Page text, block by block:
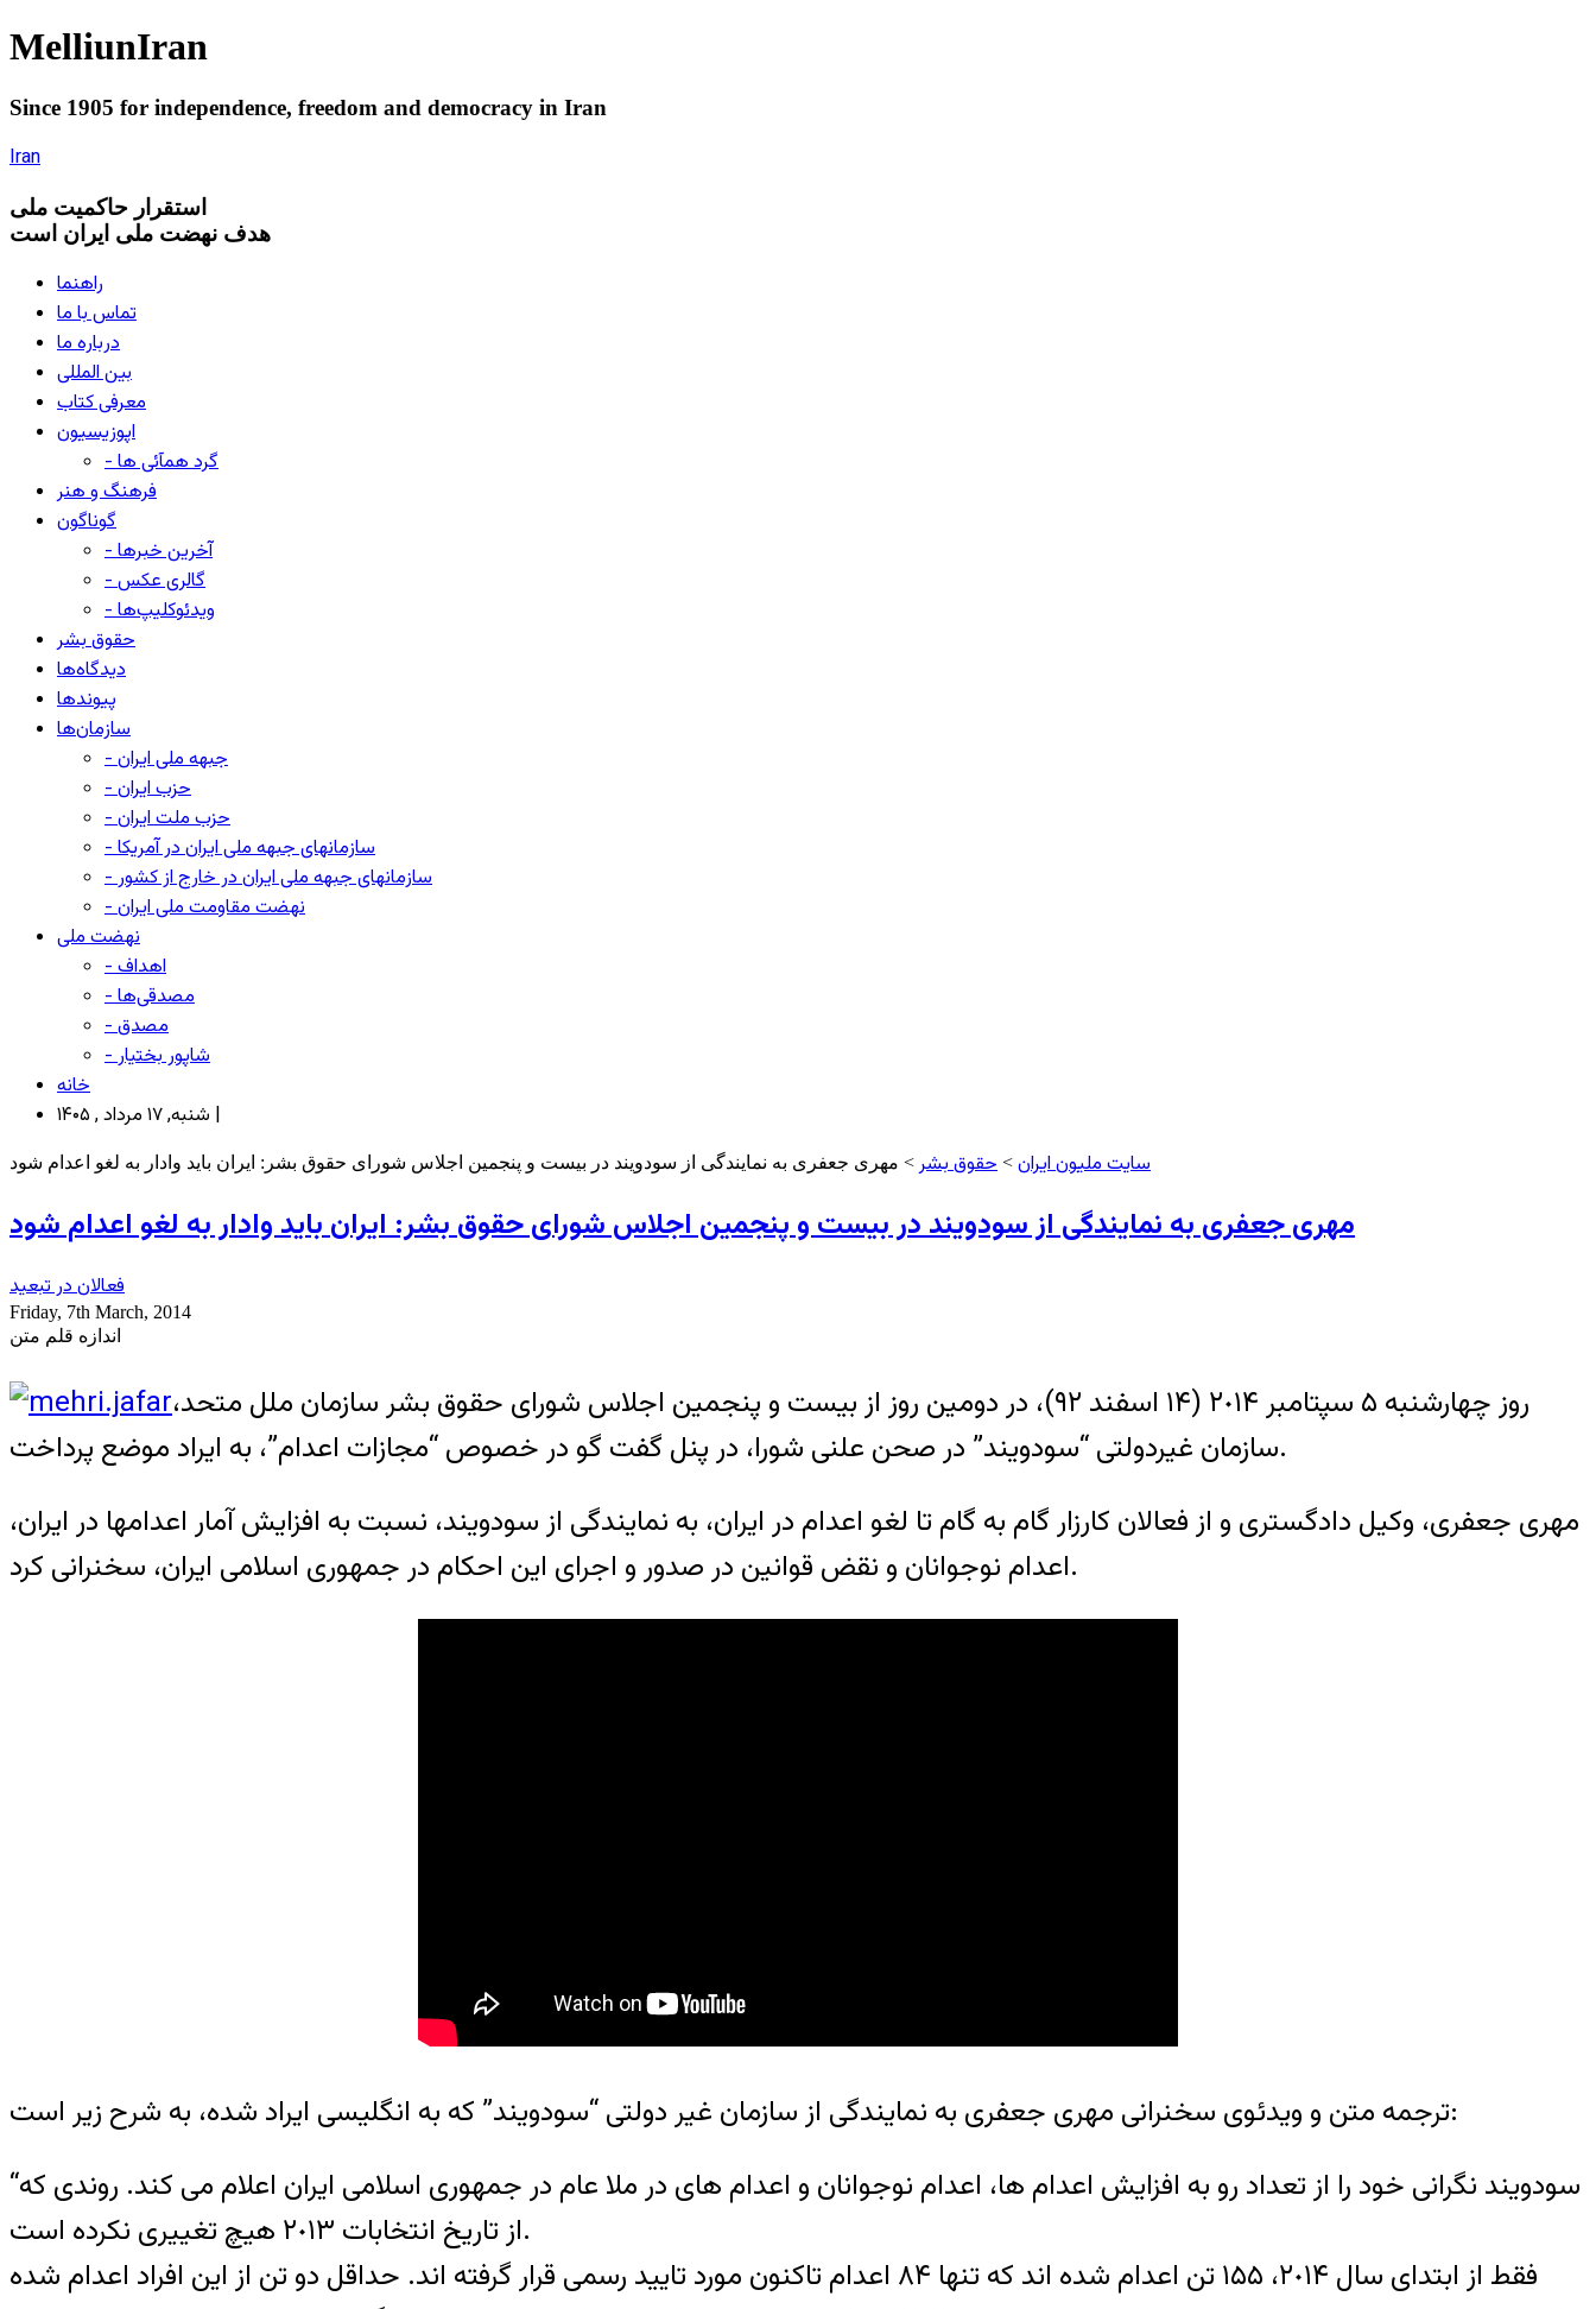
MelliunIran
Since 1905 for independence, freedom and democracy in Iran
Iran
استقرار حاکميت ملی
هدف نهضت ملی ایران است
راهنما
تماس با ما
درباره ما
بین المللی
معرفی کتاب
اپوزیسیون
- گرد همآئی ها
فرهنگ و هنر
گوناگون
- آخرین خبرها
- گالری عکس
- ویدئوکلیپ‌ها
حقوق بشر
دیدگاه‌ها
پیوندها
سازمان‌ها
- جبهه ملی ایران
- حزب ایران
- حزب ملت ایران
- سازمانهای جبهه ملی ایران در آمریکا
- سازمانهای جبهه ملی ایران در خارج از کشور
- نهضت مقاومت ملی ایران
نهضت ملی
- اهداف
- مصدقی‌ها
- مصدق
- شاپور بختیار
خانه
شنبه, ۱۷ مرداد , ۱۴۰۵ |
سایت ملیون ایران > حقوق بشر > مهری جعفری به نمایندگی از سودویند در بیست و پنجمین اجلاس شورای حقوق بشر: ایران باید وادار به لغو اعدام شود
مهری جعفری به نمایندگی از سودویند در بیست و پنجمین اجلاس شورای حقوق بشر: ایران باید وادار به لغو اعدام شود
فعالان در تبعید
Friday, 7th March, 2014
اندازه قلم متن
روز چهارشنبه ۵ سپتامبر ٢٠١۴ (١۴ اسفند ۹٢)، در دومين روز از بيست و پنجمين اجلاس شوراى حقوق بشر سازمان ملل متحد،
سازمان غيردولتى “سودويند” در صحن علنى شورا، در پنل گفت گو در خصوص “مجازات اعدام”، به ايراد موضع پرداخت.
مهرى جعفرى، وکيل دادگسترى و از فعالان کارزار گام به گام تا لغو اعدام در ايران، به نمايندگى از سودويند، نسبت به افزايش آمار اعدامها در ايران،
اعدام نوجوانان و نقض قوانين در صدور و اجراى این احکام در جمهورى اسلامى ايران، سخنرانى کرد.
ترجمه متن و ويدئوى سخنرانى مهرى جعفرى به نمايندگى از سازمان غير دولتى “سودويند” که به انگليسى ايراد شده، به شرح زير است:
“سودويند نگرانى خود را از تعداد رو به افزايش اعدام ها، اعدام نوجوانان و اعدام هاى در ملا عام در جمهورى اسلامى ايران اعلام مى کند. روندى که
از تاريخ انتخابات ٢٠١٣ هيچ تغييرى نکرده است.
فقط از ابتداى سال ٢٠١۴، ١۵۵ تن اعدام شده اند که تنها ٨۴ اعدام تاکنون مورد تاييد رسمى قرار گرفته اند. حداقل دو تن از اين افراد اعدام شده